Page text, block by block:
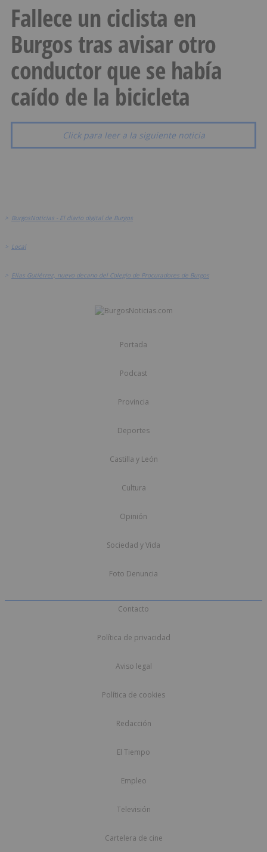
Fallece un ciclista en
Burgos tras avisar otro
conductor que se había
caído de la bicicleta
Click para leer a la siguiente noticia
> BurgosNoticias - El diario digital de Burgos
> Local
> Elías Gutiérrez, nuevo decano del Colegio de Procuradores de Burgos
Portada
Podcast
Provincia
Deportes
Castilla y León
Cultura
Opinión
Sociedad y Vida
Foto Denuncia
Contacto
Política de privacidad
Aviso legal
Política de cookies
Redacción
El Tiempo
Empleo
Televisión
Cartelera de cine